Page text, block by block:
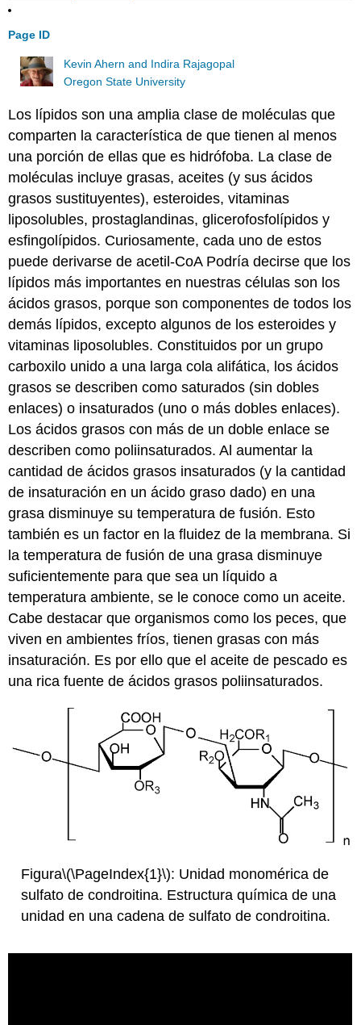
Page ID
Kevin Ahern and Indira Rajagopal
Oregon State University
Los lípidos son una amplia clase de moléculas que
comparten la característica de que tienen al menos
una porción de ellas que es hidrófoba. La clase de
moléculas incluye grasas, aceites (y sus ácidos
grasos sustituyentes), esteroides, vitaminas
liposolubles, prostaglandinas, glicerofosfolípidos y
esfingolípidos. Curiosamente, cada uno de estos
puede derivarse de acetil-CoA Podría decirse que los
lípidos más importantes en nuestras células son los
ácidos grasos, porque son componentes de todos los
demás lípidos, excepto algunos de los esteroides y
vitaminas liposolubles. Constituidos por un grupo
carboxilo unido a una larga cola alifática, los ácidos
grasos se describen como saturados (sin dobles
enlaces) o insaturados (uno o más dobles enlaces).
Los ácidos grasos con más de un doble enlace se
describen como poliinsaturados. Al aumentar la
cantidad de ácidos grasos insaturados (y la cantidad
de insaturación en un ácido graso dado) en una
grasa disminuye su temperatura de fusión. Esto
también es un factor en la fluidez de la membrana. Si
la temperatura de fusión de una grasa disminuye
suficientemente para que sea un líquido a
temperatura ambiente, se le conoce como un aceite.
Cabe destacar que organismos como los peces, que
viven en ambientes fríos, tienen grasas con más
insaturación. Es por ello que el aceite de pescado es
una rica fuente de ácidos grasos poliinsaturados.
Figura\(\PageIndex{1}\): Unidad monomérica de
sulfato de condroitina. Estructura química de una
unidad en una cadena de sulfato de condroitina.